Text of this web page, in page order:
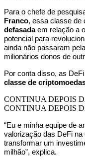
Para o chefe de
Franco, essa classe de
defasadaem relação a
potencial para
ainda não passaram
milionários donos de
Por conta disso, as
classe de
CONTINUA DEPOIS
CONTINUA DEPOIS
“Eu e minha equipe de
valorização das DeFi
transformar um
milhão”, explica.